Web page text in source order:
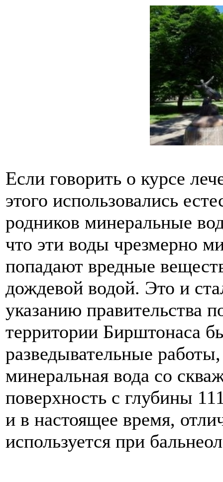
Если говорить о курсе
этого использовались
родников минеральные
что эти воды чрезмерно
попадают вредные
дождевой водой. Это и
указанию правительства
территории Бирштонаса
разведывательные
минеральная вода со
поверхность с глубины
и в настоящее время,
используется при